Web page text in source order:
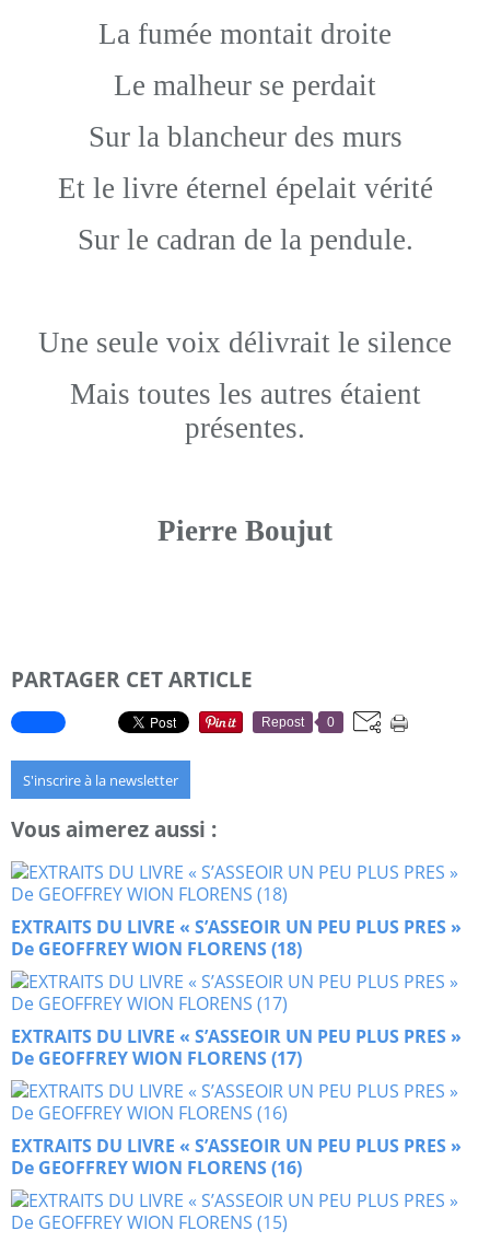
La fumée montait droite
Le malheur se perdait
Sur la blancheur des murs
Et le livre éternel épelait vérité
Sur le cadran de la pendule.
Une seule voix délivrait le silence
Mais toutes les autres étaient
présentes.
Pierre Boujut
PARTAGER CET ARTICLE
Repost 0
S'inscrire à la newsletter
Vous aimerez aussi :
EXTRAITS DU LIVRE « S’ASSEOIR UN PEU PLUS PRES »
De GEOFFREY WION FLORENS (18)
EXTRAITS DU LIVRE « S’ASSEOIR UN PEU PLUS PRES »
De GEOFFREY WION FLORENS (17)
EXTRAITS DU LIVRE « S’ASSEOIR UN PEU PLUS PRES »
De GEOFFREY WION FLORENS (16)